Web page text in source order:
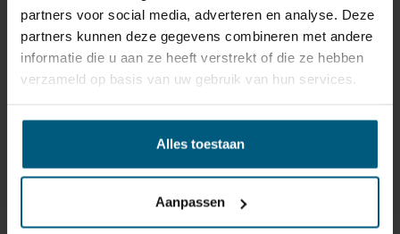
partners voor social media, adverteren en analyse. Deze
partners kunnen deze gegevens combineren met andere
informatie die u aan ze heeft verstrekt of die ze hebben
verzameld op basis van uw gebruik van hun services.
Alles toestaan
Aanpassen
ÄHNLICHE PRODUKTE